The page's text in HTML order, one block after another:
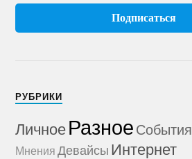
РУБРИКИ
ЛичноеРазное События
Мнения Девайсы Интернет